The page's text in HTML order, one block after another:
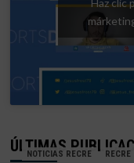
ÚLTIMAS
NOTICIAS RECRE RECRE